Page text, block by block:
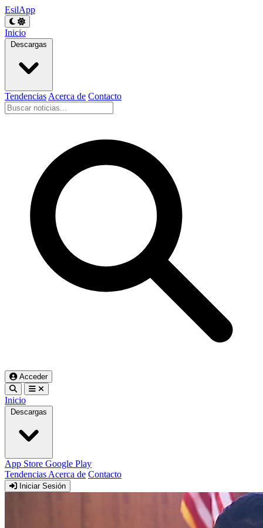
EsilApp
Inicio
Descargas
Tendencias Acerca de Contacto
Acceder
Inicio
Descargas
App Store Google Play
Tendencias Acerca de Contacto
Iniciar Sesión